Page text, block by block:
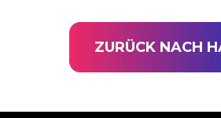
ZURÜCK NACH